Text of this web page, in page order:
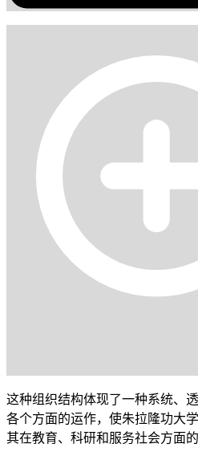
这种组织结构体现了一种系统、
各个方面的运作，使朱拉隆功大
其在教育、科研和服务社会方面的